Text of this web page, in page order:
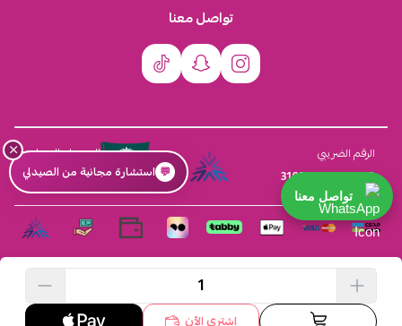
اشتري الآن
تواصل معنا
الرقم الضريبي
310555259800003
السجل التجاري
4030431116
×
💬 استشارة مجانية من الصيدلي
تواصل معنا